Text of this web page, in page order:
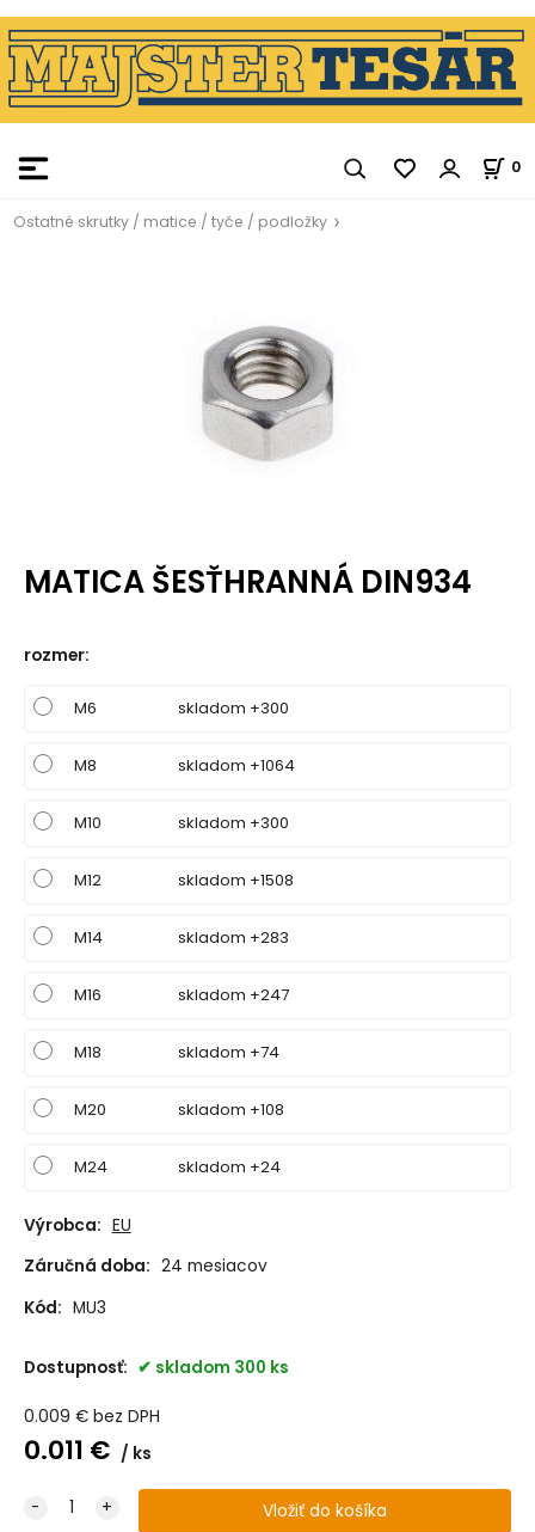
0
Ostatné skrutky / matice / tyče / podložky
MATICA ŠESŤHRANNÁ DIN934
rozmer:
M6 skladom +300
M8 skladom +1064
M10 skladom +300
M12 skladom +1508
M14 skladom +283
M16 skladom +247
M18 skladom +74
M20 skladom +108
M24 skladom +24
Výrobca: EU
Záručná doba: 24 mesiacov
Kód: MU3
Dostupnosť: skladom 300 ks
0.009 € bez DPH
0.011 € ks